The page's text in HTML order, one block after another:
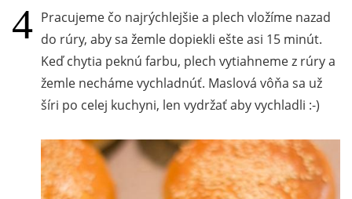
Pracujeme čo najrýchlejšie a plech vložíme nazad
do rúry, aby sa žemle dopiekli ešte asi 15 minút.
Keď chytia peknú farbu, plech vytiahneme z rúry a
žemle necháme vychladnúť. Maslová vôňa sa už
šíri po celej kuchyni, len vydržať aby vychladli :-)